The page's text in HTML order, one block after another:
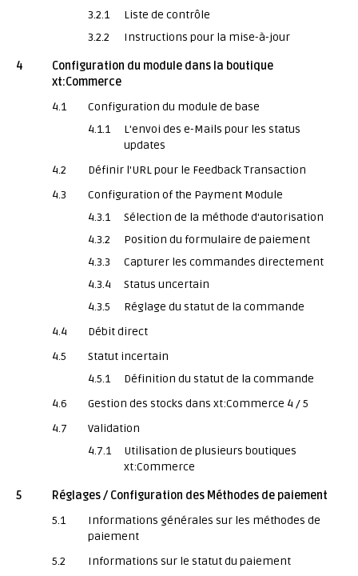
3.2.1
Liste de contrôle
3.2.2
Instructions pour la mise-à-jour
4
Configuration du module dans la boutique
xt:Commerce
4.1
Configuration du module de base
4.1.1
L'envoi des e-Mails pour les status
updates
4.2
Définir l'URL pour le Feedback Transaction
4.3
Configuration of the Payment Module
4.3.1
Sélection de la méthode d'autorisation
4.3.2
Position du formulaire de paiement
4.3.3
Capturer les commandes directement
4.3.4
Status uncertain
4.3.5
Réglage du statut de la commande
4.4
Débit direct
4.5
Statut incertain
4.5.1
Définition du statut de la commande
4.6
Gestion des stocks dans xt:Commerce 4 / 5
4.7
Validation
4.7.1
Utilisation de plusieurs boutiques
xt:Commerce
5
Réglages / Configuration des Méthodes de paiement
5.1
Informations générales sur les méthodes de
paiement
5.2
Informations sur le statut du paiement